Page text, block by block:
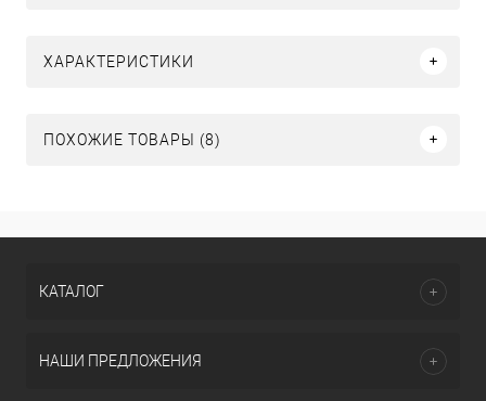
ХАРАКТЕРИСТИКИ
ПОХОЖИЕ ТОВАРЫ (8)
КАТАЛОГ
НАШИ ПРЕДЛОЖЕНИЯ